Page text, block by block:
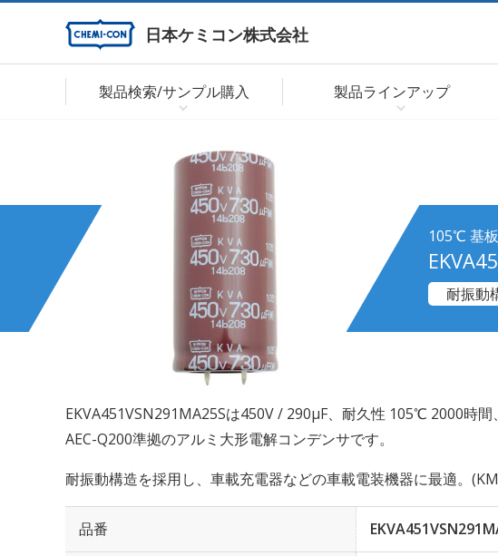
日本ケミコン株式会社
製品検索/サンプル購入 製品ラインアップ
105℃ 基
耐振動
EKVA451VSN291MA25Sは450V / 290µF、耐久性 105℃ 2000時
AEC-Q200準拠のアルミ大形電解コンデンサです。
耐振動構造を採用し、車載充電器などの車載電装機器に最適。
品番